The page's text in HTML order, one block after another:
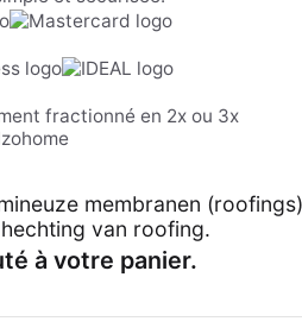
à votre panier.